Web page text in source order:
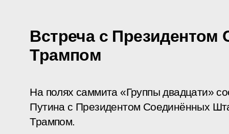
Встреча с
Трампом
На полях саммита «Группы двадцати»
Путина с Президентом Соединённых
Трампом.